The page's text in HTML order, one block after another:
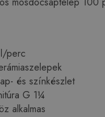
perc
és színkészlet
G 1¼
alkalmas